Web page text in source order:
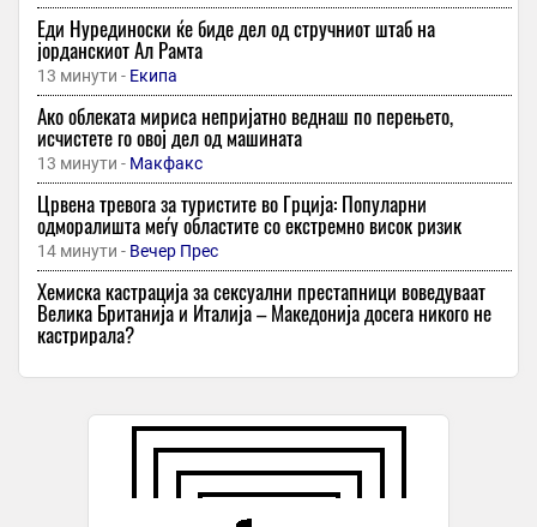
Еди Нурединоски ќе биде дел од стручниот штаб на
јорданскиот Ал Рамта
13 минути - Екипа
Ако облеката мириса непријатно веднаш по перењето,
исчистете го овој дел од машината
13 минути - Макфакс
Црвена тревога за туристите во Грција: Популарни
одморалишта меѓу областите со екстремно висок ризик
14 минути - Вечер Прес
Хемиска кастрација за сексуални престапници воведуваат
Велика Британија и Италија – Македонија досега никого не
кастрирала?
внимание на ова известување!
Прв
Бугарски ученици освоија пет признанија на Меѓународната